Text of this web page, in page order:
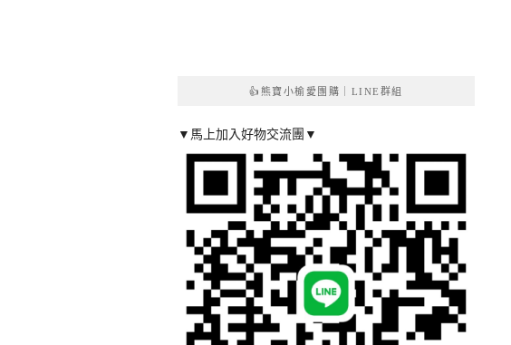
👍熊寶小榆愛團購｜LINE群組
▼馬上加入好物交流團▼